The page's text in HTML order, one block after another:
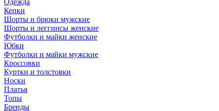
Одежда
Кепки
Шорты и брюки мужские
Шорты и леггинсы женские
Футболки и майки женские
Юбки
Футболки и майки мужские
Кроссовки
Куртки и толстовки
Носки
Платья
Топы
Бренды